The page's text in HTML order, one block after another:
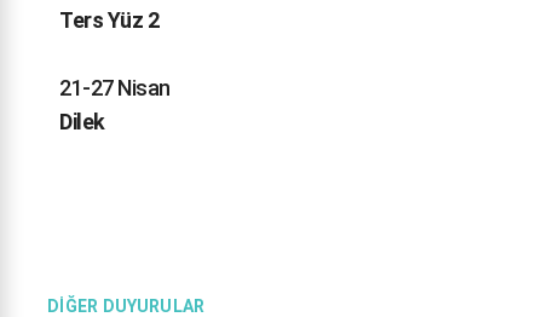
Ters Yüz 2
21-27 Nisan
Dilek
DIĞER DUYURULAR